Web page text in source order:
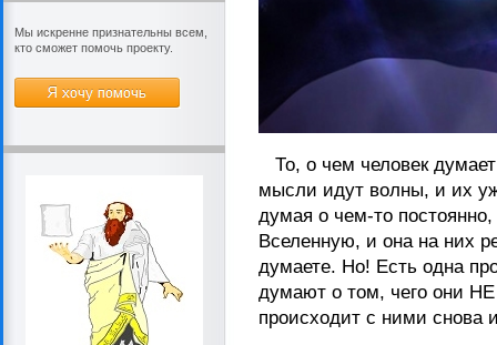
Мы искренне признательны всем,
кто сможет помочь проекту.
То, о чем человек
мысли идут волны, и их
думая о чем-то
Вселенную, и она на них
думаете. Но! Есть одна
думают о том, чего они
происходит с ними снова